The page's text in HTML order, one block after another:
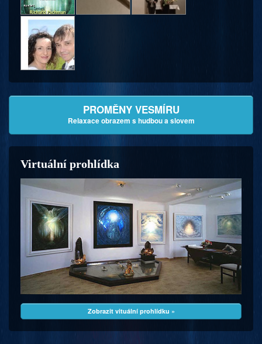
PROMĚNY VESMÍRU
Relaxace obrazem s hudbou a slovem
Virtuální prohlídka
Zobrazit vituální prohlídku »